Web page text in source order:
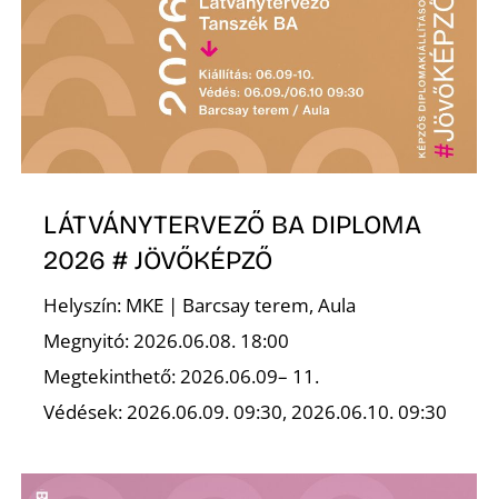
LÁTVÁNYTERVEZŐ BA DIPLOMA
2026 # JÖVŐKÉPZŐ
Helyszín: MKE | Barcsay terem, Aula
Megnyitó: 2026.06.08. 18:00
Megtekinthető: 2026.06.09– 11.
Védések: 2026.06.09. 09:30, 2026.06.10. 09:30